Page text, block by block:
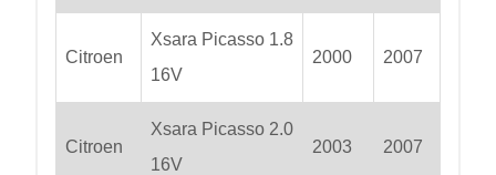
Citroen
Xsara Picasso 1.8
16V
2000 2007
Citroen
Xsara Picasso 2.0
16V
2003 2007